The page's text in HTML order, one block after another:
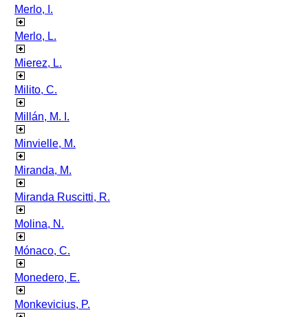
Merlo, I.
Merlo, L.
Mierez, L.
Milito, C.
Millán, M. I.
Minvielle, M.
Miranda, M.
Miranda Ruscitti, R.
Molina, N.
Mónaco, C.
Monedero, E.
Monkevicius, P.